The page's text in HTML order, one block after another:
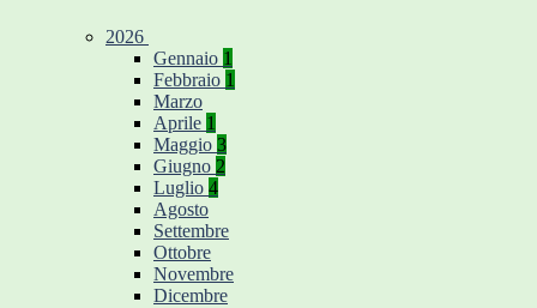
2026
Gennaio 1
Febbraio 1
Marzo
Aprile 1
Maggio 3
Giugno 2
Luglio 4
Agosto
Settembre
Ottobre
Novembre
Dicembre